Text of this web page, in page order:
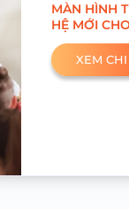
MÀN HÌNH
HỆ MỚI
XEM CHI